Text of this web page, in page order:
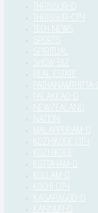
THRISSUR-D
THRISSUR-CITY
TECH NEWS
SPORTS
SPIRITUAL
SHOW-BIZ
REAL ESTATE
PATHANAMTHITTA-D
PALAKKAD-D
NEWZEALAND
NATION
MALAPPURAM-D
KOZHIKODE CITY
KOZHIKODE
KOTTAYAM-D
KOLLAM-D
KOCHI CITY
KASARAGOD-D
KANNUR-D